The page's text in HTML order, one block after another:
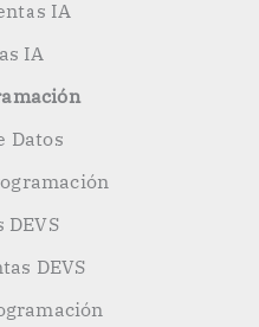
IA
IA
Datos
DEVS
DEVS